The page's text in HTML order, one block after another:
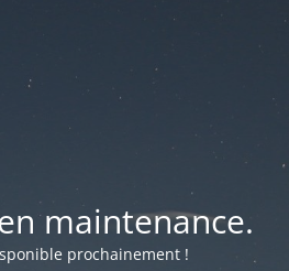
maintenance.
prochainement !